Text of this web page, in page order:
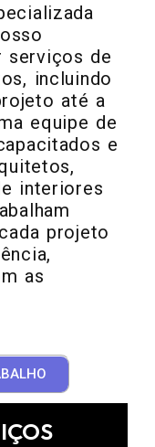
serviços de
incluindo
até a
equipe de
e
interiores
projeto
as